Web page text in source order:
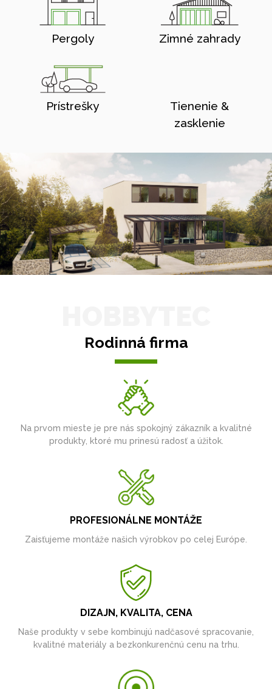
Pergoly Zimné zahrady
Prístrešky
Tienenie &
zasklenie
Rodinná firma
Na prvom mieste je pre nás spokojný zákazník a kvalitné
produkty, ktoré mu prinesú radosť a úžitok.
PROFESIONÁLNE MONTÁŽE
Zaisťujeme montáže našich výrobkov po celej Európe.
DIZAJN, KVALITA, CENA
Naše produkty v sebe kombinujú nadčasové spracovanie,
kvalitné materiály a bezkonkurenčnú cenu na trhu.